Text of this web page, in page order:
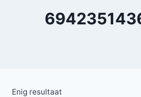
Enig resultaat